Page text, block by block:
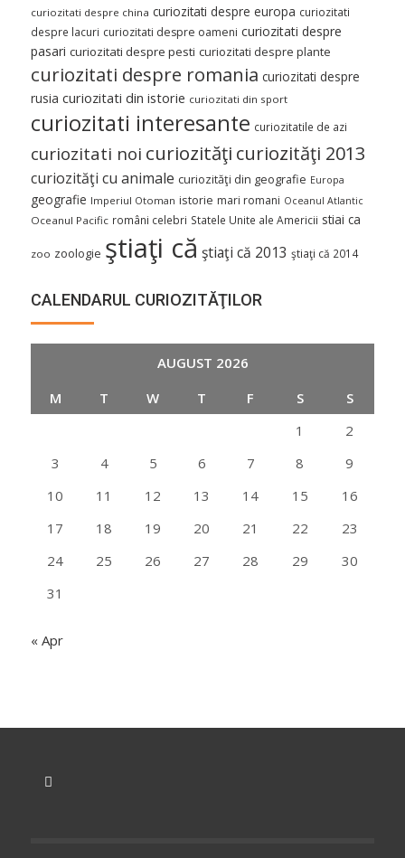
curiozitati despre china curiozitati despre europa curiozitati
despre lacuri curiozitati despre oameni curiozitati despre
pasari curiozitati despre pesti curiozitati despre plante
curiozitati despre romania curiozitati despre
rusia curiozitati din istorie curiozitati din sport
curiozitati interesante curiozitatile de azi
curiozitati noi curiozităţi curiozităţi 2013
curiozităţi cu animale curiozităţi din geografie Europa
geografie Imperiul Otoman istorie mari romani Oceanul Atlantic
Oceanul Pacific români celebri Statele Unite ale Americii stiai ca
zoo zoologie ştiaţi că ştiaţi că 2013 ştiaţi că 2014
CALENDARUL CURIOZITĂŢILOR
AUGUST 2026
M
T W T F S
S
1
2
3
4 5 6 7 8
9
10
11 12 13 14 15
16
17
18 19 20 21 22
23
24
25 26 27 28 29
30
31
« Apr